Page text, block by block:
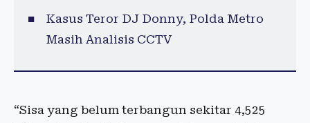
Kasus Teror DJ Donny, Polda Metro
Masih Analisis CCTV
“Sisa yang belum terbangun sekitar 4,525